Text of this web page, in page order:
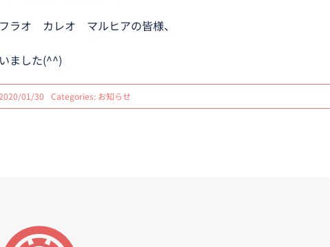
ラオ カレオ マルヒアの皆様、
ました(^^)
01/30 Categories: お知らせ